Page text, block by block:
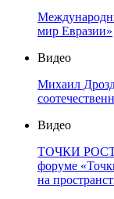
мир Евразии»
Видео
Михаил
Видео
ТОЧКИ
форуме
на